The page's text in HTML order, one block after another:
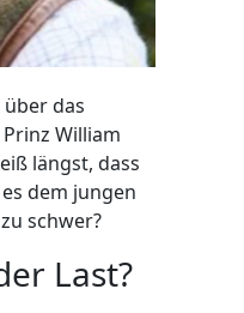
das
William
längst, dass
dem jungen
schwer?
Last?